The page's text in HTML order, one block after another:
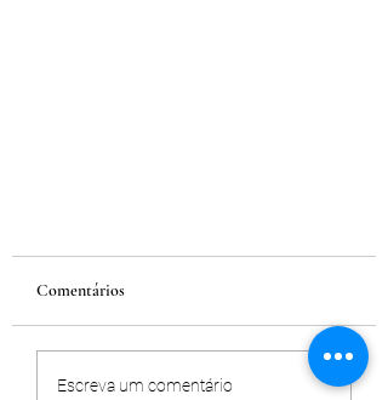
Comentários
Escreva um comentário